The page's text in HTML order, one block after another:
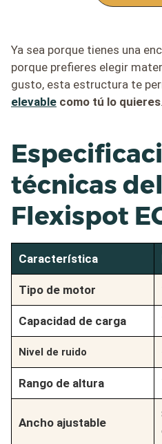
Ya sea porque tienes una
porque prefieres elegir
gusto, esta estructura te
elevable como tú lo quieres.
técnicas
Flexispot
Característica
Tipo de motor
Capacidad de carga
Nivel de ruido
Rango de altura
Ancho ajustable